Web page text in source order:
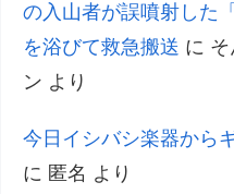
の入山者が誤噴射した
を浴びて救急搬送 に そ
ン より
今日イシバシ楽器から
に 匿名 より